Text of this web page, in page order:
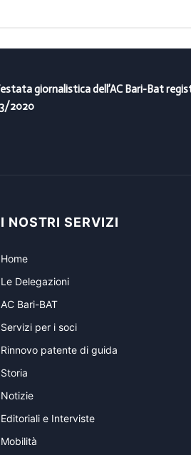
giornalistica dell’AC Bari-Bat
2020
I NOSTRI SERVIZI
Home
Le Delegazioni
AC Bari-BAT
Servizi per i soci
Rinnovo patente di guida
Storia
Notizie
Editoriali e Interviste
Mobilità